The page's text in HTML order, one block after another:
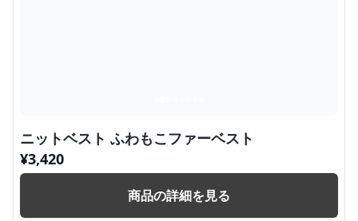
ニットベスト ふわもこファーベスト
¥3,420
商品の詳細を見る